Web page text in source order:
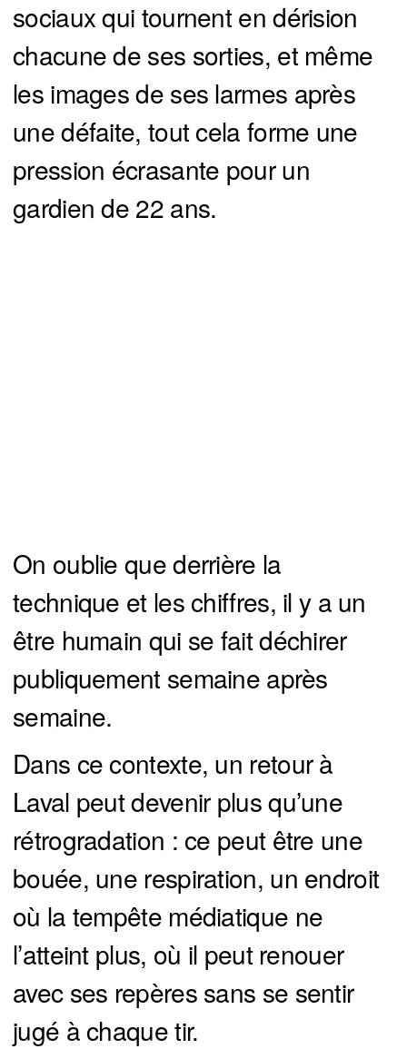
sociaux qui tournent en dérision
chacune de ses sorties, et même
les images de ses larmes après
une défaite, tout cela forme une
pression écrasante pour un
gardien de 22 ans.
On oublie que derrière la
technique et les chiffres, il y a un
être humain qui se fait déchirer
publiquement semaine après
semaine.
Dans ce contexte, un retour à
Laval peut devenir plus qu’une
rétrogradation : ce peut être une
bouée, une respiration, un endroit
où la tempête médiatique ne
l’atteint plus, où il peut renouer
avec ses repères sans se sentir
jugé à chaque tir.